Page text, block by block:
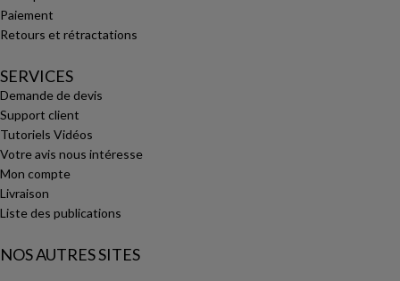
Paiement
Retours et rétractations
SERVICES
Demande de devis
Support client
Tutoriels Vidéos
Votre avis nous intéresse
Mon compte
Livraison
Liste des publications
NOS AUTRES SITES